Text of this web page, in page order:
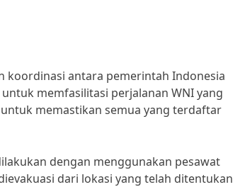
koordinasi antara pemerintah Indonesia
memfasilitasi perjalanan WNI yang
memastikan semua yang terdaftar
dengan menggunakan pesawat
dari lokasi yang telah ditentukan